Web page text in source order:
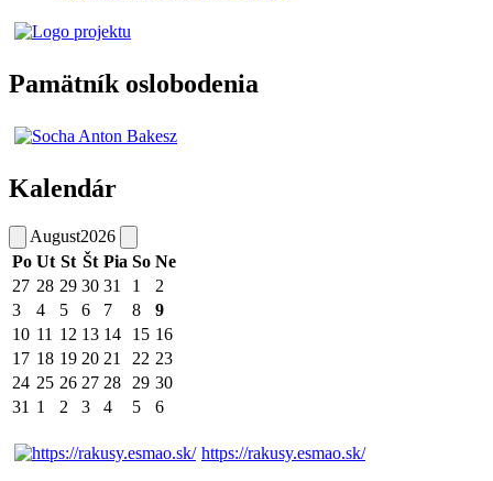
Pamätník oslobodenia
Kalendár
August2026
Po Ut St Št Pia So Ne
27 28 29 30 31 1
2
3
4 5 6 7 8
9
10 11 12 13 14 15 16
17 18 19 20 21 22 23
24 25 26 27 28 29 30
31 1 2 3 4 5 6
https://rakusy.esmao.sk/